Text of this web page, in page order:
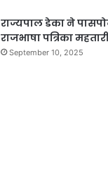
राज्यपाल डेका ने
राजभाषा पत्रिका
September 10, 2025